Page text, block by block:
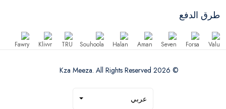
طرق الدفع
© 2026 Kza Meeza. All Rights Reserved
عربي